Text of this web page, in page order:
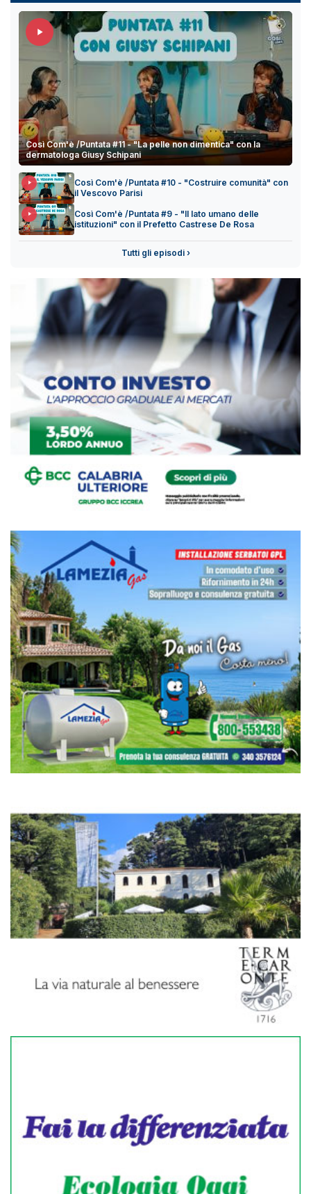
Così Com'è /Puntata #11 - "La pelle non dimentica" con la
dermatologa Giusy Schipani
Così Com'è /Puntata #10 - "Costruire comunità" con
il Vescovo Parisi
Così Com'è /Puntata #9 - "Il lato umano delle
istituzioni" con il Prefetto Castrese De Rosa
Tutti gli episodi ›